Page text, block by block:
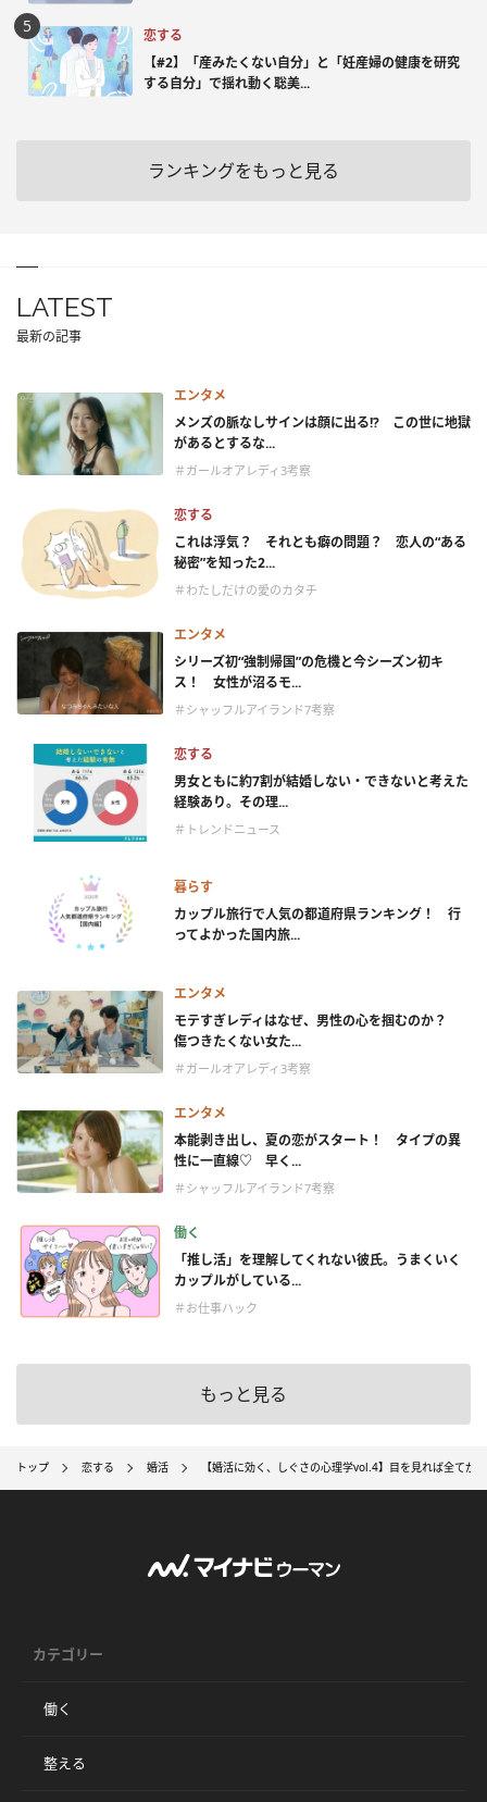
恋する
【#2】「産みたくない自分」と「妊産婦の健康を研究
する自分」で揺れ動く聡美...
ランキングをもっと見る
LATEST
最新の記事
エンタメ
メンズの脈なしサインは顔に出る!? この世に地獄
があるとするな...
＃ガールオアレディ3考察
恋する
これは浮気？ それとも癖の問題？ 恋人の“ある
秘密”を知った2...
＃わたしだけの愛のカタチ
エンタメ
シリーズ初“強制帰国”の危機と今シーズン初キ
ス！ 女性が沼るモ...
＃シャッフルアイランド7考察
恋する
男女ともに約7割が結婚しない・できないと考えた
経験あり。その理...
＃トレンドニュース
暮らす
カップル旅行で人気の都道府県ランキング！ 行
ってよかった国内旅...
エンタメ
モテすぎレディはなぜ、男性の心を掴むのか？
傷つきたくない女た...
＃ガールオアレディ3考察
エンタメ
本能剥き出し、夏の恋がスタート！ タイプの異
性に一直線♡ 早く...
＃シャッフルアイランド7考察
働く
「推し活」を理解してくれない彼氏。うまくいく
カップルがしている...
＃お仕事ハック
もっと見る
トップ 恋する 婚活 【婚活に効く、しぐさの心理学vol.4】目を見れば全て
カテゴリー
働く
整える